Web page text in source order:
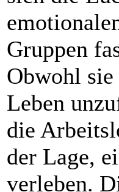
Gruppen
Obwohl
Leben
die
der Lage,
verleben.